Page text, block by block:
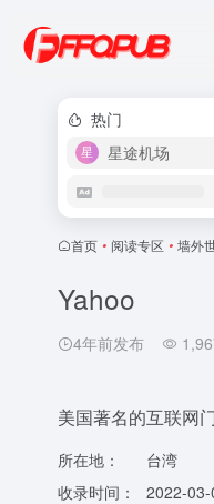
热门
星途机场
首页 • 阅读专区 • 墙外
Yahoo
4年前发布
美国著名的互联网
所在地：
台湾
收录时间：
2022-